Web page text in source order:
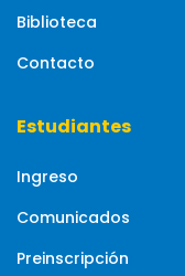
Biblioteca
Contacto
Estudiantes
Ingreso
Comunicados
Preinscripción